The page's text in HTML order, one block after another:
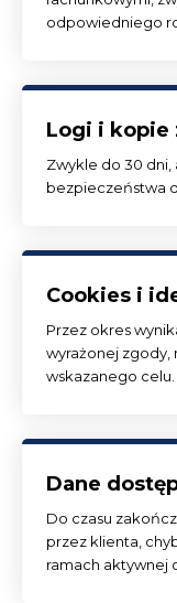
odpowiedniego
Logi i kopie
Zwykle do 30
bezpieczeństwa
Cookies i
Przez okres
wyrażonej zgody,
wskazanego celu.
Dane
Do czasu
przez klienta,
ramach aktywnej